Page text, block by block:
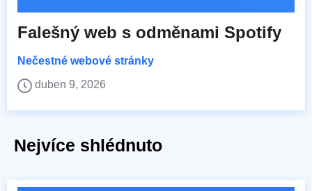
Falešný web s odměnami Spotify
Nečestné webové stránky
duben 9, 2026
Nejvíce shlédnuto